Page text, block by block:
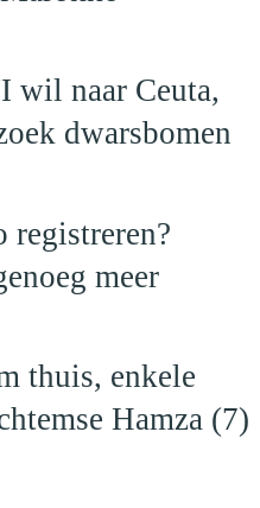
wil naar Ceuta,
dwarsbomen
meer
thuis, enkele
Hamza (7)